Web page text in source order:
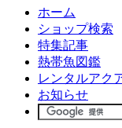
ホーム
ショップ検索
特集記事
熱帯魚図鑑
レンタルアク
お知らせ